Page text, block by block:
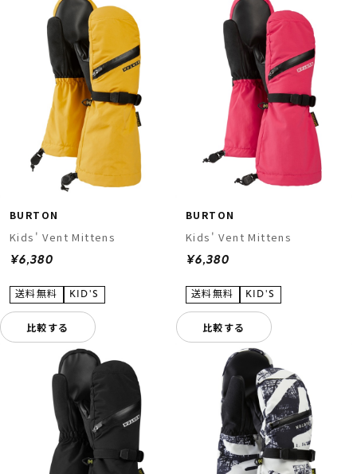
BURTON
Kids' Vent Mittens
¥6,380
比較する
BURTON
Kids' Vent Mittens
¥6,380
比較する